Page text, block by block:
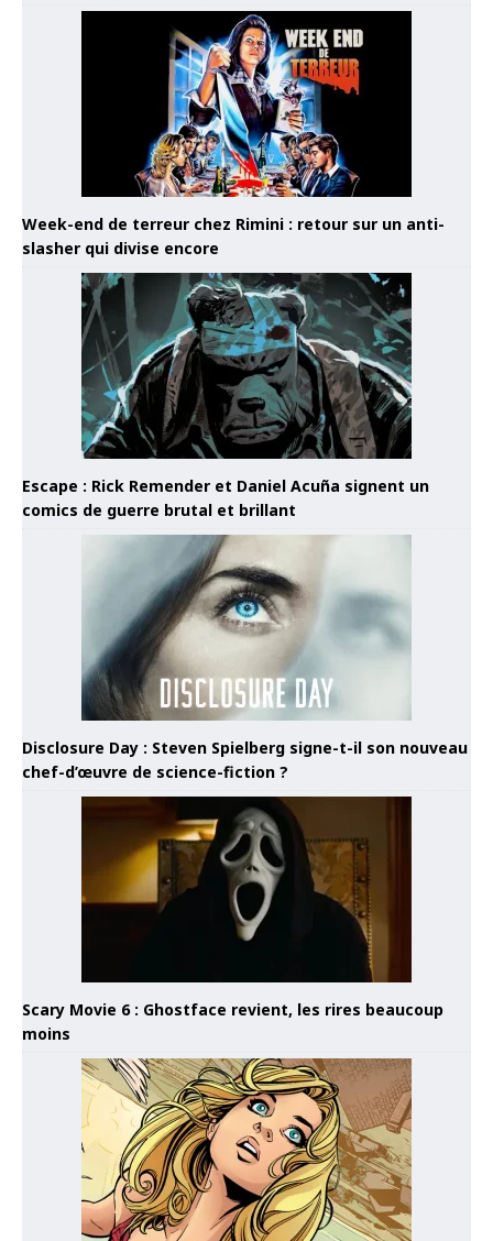
Week-end de terreur chez Rimini : retour sur un anti-
slasher qui divise encore
Escape : Rick Remender et Daniel Acuña signent un
comics de guerre brutal et brillant
Disclosure Day : Steven Spielberg signe-t-il son nouveau
chef-d’œuvre de science-fiction ?
Scary Movie 6 : Ghostface revient, les rires beaucoup
moins